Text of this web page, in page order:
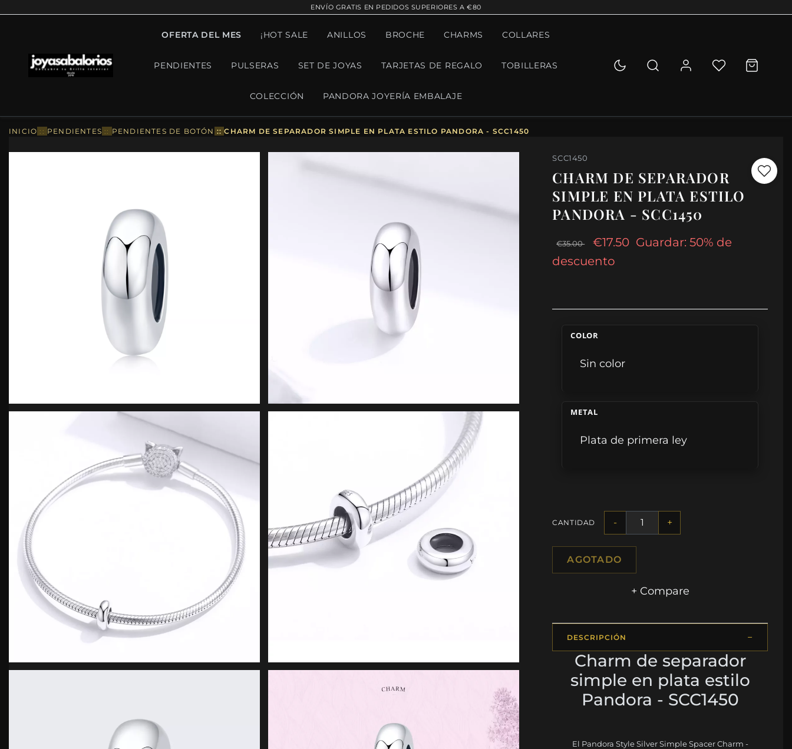
ENVÍO GRATIS EN PEDIDOS SUPERIORES A €80
OFERTA DEL MES ¡HOT SALE ANILLOS BROCHE CHARMS COLLARES
PENDIENTES PULSERAS SET DE JOYAS TARJETAS DE REGALO TOBILLERAS
COLECCIÓN PANDORA JOYERÍA EMBALAJE
INICIO :: PENDIENTES :: PENDIENTES DE BOTÓN ::CHARM DE SEPARADOR SIMPLE EN PLATA ESTILO PANDORA - SCC1450
SCC1450
CHARM DE SEPARADOR
SIMPLE EN PLATA ESTILO
PANDORA - SCC1450
€35.00 €17.50 Guardar: 50% de
descuento
COLOR
Sin color
METAL
Plata de primera ley
CANTIDAD - +
AGOTADO
+ Compare
DESCRIPCIÓN
Charm de separador
simple en plata estilo
Pandora - SCC1450
El Pandora Style Silver Simple Spacer Charm -